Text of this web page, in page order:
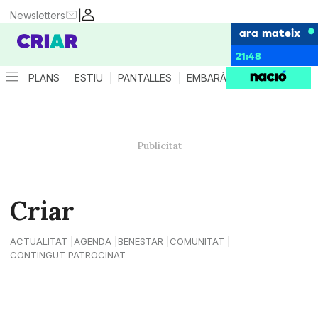
|
Newsletters
ara mateix
21:48
PLANS ESTIU PANTALLES EMBARÀS CRIANÇA
Criar
ACTUALITAT AGENDA BENESTAR
COMUNITAT
CONTINGUT PATROCINAT